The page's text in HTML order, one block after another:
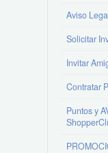
Aviso
Solicitar
Invitar
Contratar
Puntos y